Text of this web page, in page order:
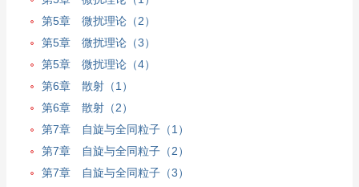
第5章 微扰理论（2）
第5章 微扰理论（3）
第5章 微扰理论（4）
第6章 散射（1）
第6章 散射（2）
第7章 自旋与全同粒子（1）
第7章 自旋与全同粒子（2）
第7章 自旋与全同粒子（3）